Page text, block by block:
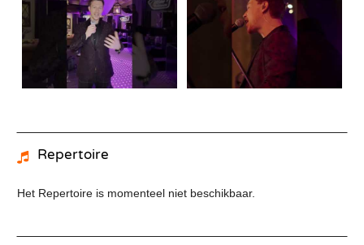
Repertoire
Het Repertoire is momenteel niet beschikbaar.